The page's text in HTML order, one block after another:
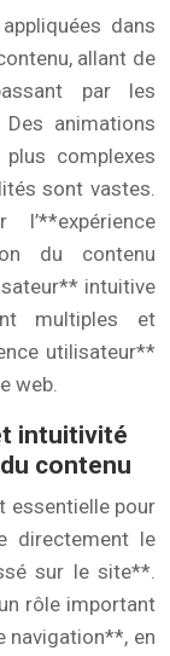
dans
allant de
par les
animations
complexes
sont vastes.
du contenu
intuitive
multiples et
utilisateur**
web.
intuitivité
contenu
essentielle pour
directement le
sur le site**.
rôle important
navigation**, en